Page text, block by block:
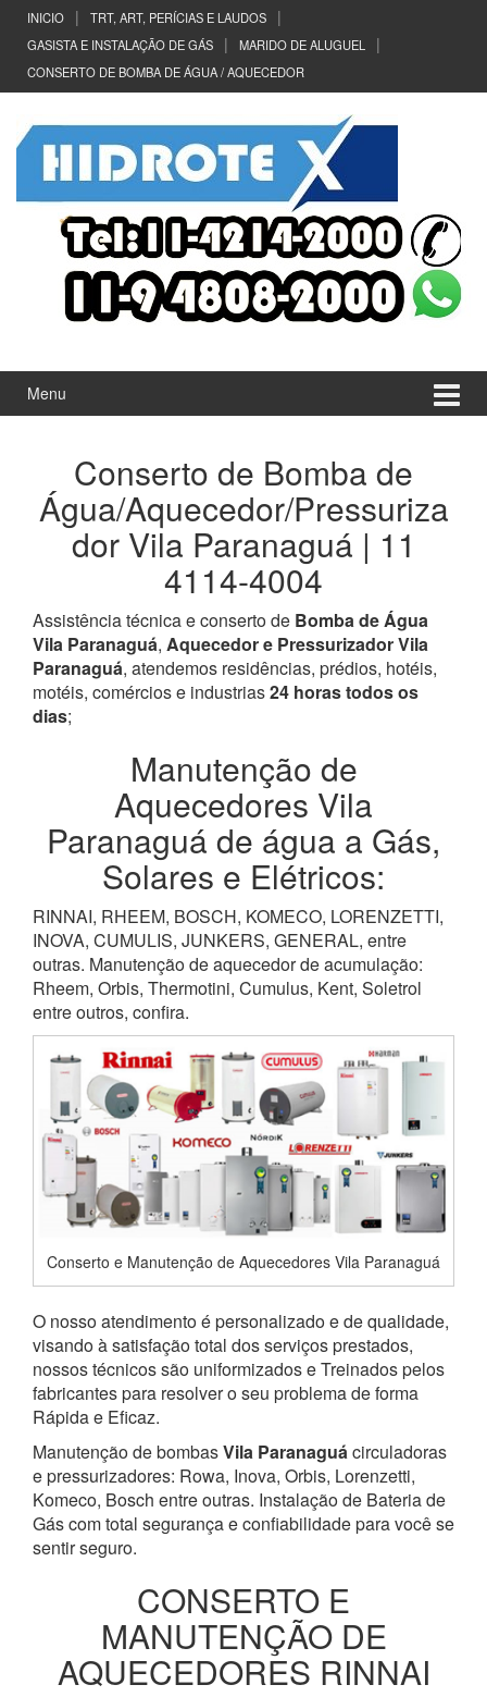
Conteúdo
Pular
menu
principal
INICIO
TRT, ART, PERÍCIAS E LAUDOS
GASISTA E INSTALAÇÃO DE GÁS
MARIDO DE ALUGUEL
CONSERTO DE BOMBA DE ÁGUA / AQUECEDOR
Menu
Conserto de Bomba de
Água/Aquecedor/Pressuriza
dor Vila Paranaguá | 11
4114-4004
Assistência técnica e conserto de Bomba de Água
Vila Paranaguá, Aquecedor e Pressurizador Vila
Paranaguá, atendemos residências, prédios, hotéis,
motéis, comércios e industrias24 horas todos os
dias;
Manutenção de
Aquecedores Vila
Paranaguá de água a Gás,
Solares e Elétricos:
RINNAI, RHEEM, BOSCH, KOMECO, LORENZETTI,
INOVA, CUMULIS, JUNKERS, GENERAL, entre
outras. Manutenção de aquecedor de acumulação:
Rheem, Orbis, Thermotini, Cumulus, Kent, Soletrol
entre outros, confira.
Conserto e Manutenção de Aquecedores Vila Paranaguá
O nosso atendimento é personalizado e de qualidade,
visando à satisfação total dos serviços prestados,
nossos técnicos são uniformizados e Treinados pelos
fabricantes para resolver o seu problema de forma
Rápida e Eficaz.
Manutenção de bombasVila Paranaguácirculadoras
e pressurizadores: Rowa, Inova, Orbis, Lorenzetti,
Komeco, Bosch entre outras. Instalação de Bateria de
Gás com total segurança e confiabilidade para você se
sentir seguro.
CONSERTO E
MANUTENÇÃO DE
AQUECEDORES RINNAI